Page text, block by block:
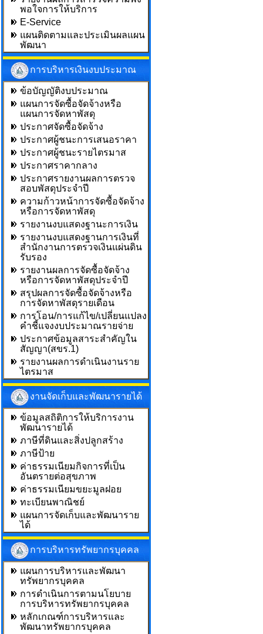
พอใจการให้บริการ
E-Service
แผนติดตามและประเมินผลแผน
พัฒนา
การบริหารเงินงบประมาณ
ข้อบัญญัติงบประมาณ
แผนการจัดซื้อจัดจ้างหรือ
แผนการจัดหาพัสดุ
ประกาศจัดซื้อจัดจ้าง
ประกาศผู้ชนะการเสนอราคา
ประกาศผู้ชนะรายไตรมาส
ประกาศราคากลาง
ประกาศรายงานผลการตรวจ
สอบพัสดุประจำปี
ความก้าวหน้าการจัดซื้อจัดจ้าง
หรือการจัดหาพัสดุ
รายงานงบแสดงฐานะการเงิน
รายงานงบแสดงฐานการเงินที่
สำนักงานการตรวจเงินแผ่นดิน
รับรอง
รายงานผลการจัดซื้อจัดจ้าง
หรือการจัดหาพัสดุประจำปี
สรุปผลการจัดซื้อจัดจ้างหรือ
การจัดหาพัสดุรายเดือน
การโอน/การแก้ไข/เปลี่ยนแปลง
คำชี้แจงงบประมาณรายจ่าย
ประกาศข้อมูลสาระสำคัญใน
สัญญา(สขร.1)
รายงานผลการดำเนินงานราย
ไตรมาส
งานจัดเก็บและพัฒนารายได้
ข้อมูลสถิติการให้บริการงาน
พัฒนารายได้
ภาษีที่ดินและสิ่งปลูกสร้าง
ภาษีป้าย
ค่าธรรมเนียมกิจการที่เป็น
อันตรายต่อสุขภาพ
ค่าธรรมเนียมขยะมูลฝอย
ทะเบียนพาณิชย์
แผนการจัดเก็บและพัฒนาราย
ได้
การบริหารทรัพยากรบุคคล
แผนการบริหารและพัฒนา
ทรัพยากรบุคคล
การดำเนินการตามนโยบาย
การบริหารทรัพยากรบุคคล
หลักเกณฑ์การบริหารและ
พัฒนาทรัพยากรบุคคล